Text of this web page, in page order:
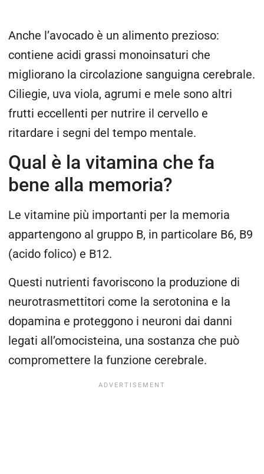
Anche l’avocado è un alimento prezioso:
contiene acidi grassi monoinsaturi che
migliorano la circolazione sanguigna cerebrale.
Ciliegie, uva viola, agrumi e mele sono altri
frutti eccellenti per nutrire il cervello e
ritardare i segni del tempo mentale.
Qual è la vitamina che fa
bene alla memoria?
Le vitamine più importanti per la memoria
appartengono al gruppo B, in particolare B6, B9
(acido folico) e B12.
Questi nutrienti favoriscono la produzione di
neurotrasmettitori come la serotonina e la
dopamina e proteggono i neuroni dai danni
legati all’omocisteina, una sostanza che può
compromettere la funzione cerebrale.